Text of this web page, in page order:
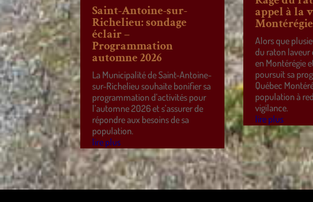
Saint-Antoine-sur-
Richelieu: sondage
éclair –
Programmation
automne 2026
La Municipalité de Saint-Antoine-
sur-Richelieu souhaite bonifier sa
programmation d’activités pour
l’automne 2026 et s’assurer de
répondre aux besoins de sa
population.
lire plus
appel à la
Alors que
du raton laveur
en Montérégie
poursuit sa
Québec
population à
vigilance.
lire plus